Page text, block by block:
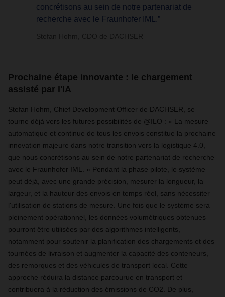
concrétisons au sein de notre partenariat de
recherche avec le Fraunhofer IML.”
Stefan Hohm, CDO de DACHSER
Prochaine étape innovante : le chargement
assisté par l'IA
Stefan Hohm, Chief Development Officer de DACHSER, se
tourne déjà vers les futures possibilités de @ILO : « La mesure
automatique et continue de tous les envois constitue la prochaine
innovation majeure dans notre transition vers la logistique 4.0,
que nous concrétisons au sein de notre partenariat de recherche
avec le Fraunhofer IML. » Pendant la phase pilote, le système
peut déjà, avec une grande précision, mesurer la longueur, la
largeur, et la hauteur des envois en temps réel, sans nécessiter
l'utilisation de stations de mesure. Une fois que le système sera
pleinement opérationnel, les données volumétriques obtenues
pourront être utilisées par des algorithmes intelligents,
notamment pour soutenir la planification des chargements et des
tournées de livraison et augmenter la capacité des conteneurs,
des remorques et des véhicules de transport local. Cette
approche réduira la distance parcourue en transport et
contribuera à la réduction des émissions de CO2. De plus,